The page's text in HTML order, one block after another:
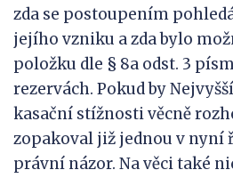
zda se postoupením
jejího vzniku a zda bylo
položku dle § 8a odst. 3
rezervách. Pokud by
kasační stížnosti věcně
zopakoval již jednou v nyní
právní názor. Na věci také